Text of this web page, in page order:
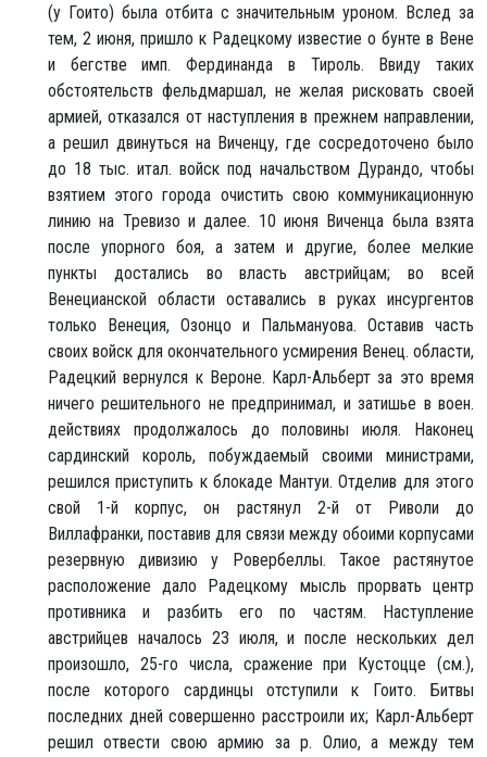
(у Гоито) была отбита с значительным уроном. Вслед за
тем, 2 июня, пришло к Радецкому известие о бунте в Вене
и бегстве имп. Фердинанда в Тироль. Ввиду таких
обстоятельств фельдмаршал, не желая рисковать своей
армией, отказался от наступления в прежнем направлении,
а решил двинуться на Виченцу, где сосредоточено было
до 18 тыс. итал. войск под начальством Дурандо, чтобы
взятием этого города очистить свою коммуникационную
линию на Тревизо и далее. 10 июня Виченца была взята
после упорного боя, а затем и другие, более мелкие
пункты достались во власть австрийцам; во всей
Венецианской области оставались в руках инсургентов
только Венеция, Озонцо и Пальмануова. Оставив часть
своих войск для окончательного усмирения Венец. области,
Радецкий вернулся к Вероне. Карл-Альберт за это время
ничего решительного не предпринимал, и затишье в воен.
действиях продолжалось до половины июля. Наконец
сардинский король, побуждаемый своими министрами,
решился приступить к блокаде Мантуи. Отделив для этого
свой 1-й корпус, он растянул 2-й от Риволи до
Виллафранки, поставив для связи между обоими корпусами
резервную дивизию у Ровербеллы. Такое растянутое
расположение дало Радецкому мысль прорвать центр
противника и разбить его по частям. Наступление
австрийцев началось 23 июля, и после нескольких дел
произошло, 25-го числа, сражение при Кустоцце (см.),
после которого сардинцы отступили к Гоито. Битвы
последних дней совершенно расстроили их; Карл-Альберт
решил отвести свою армию за р. Олио, a между тем